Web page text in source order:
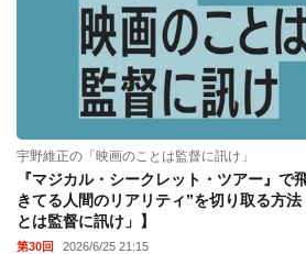
宇野維正の「映画のことは監督に訊け」
『マジカル・シークレット・ツアー』で
きてる人間のリアリティ”を切り取る方
とは監督に訊け」】
第30回 2026/6/25 21:15